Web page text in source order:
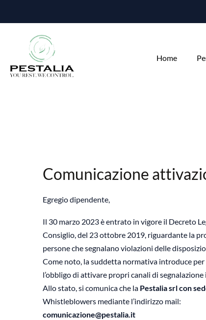
Home
Comunicazione
Egregio dipendente,
Il 30 marzo 2023 è entrato in vigore il Decreto
Consiglio, del 23 ottobre 2019, riguardante la
persone che segnalano violazioni delle
Come noto, la suddetta normativa introduce
l’obbligo di attivare propri canali di
Allo stato, si comunica che la Pestalia srl con
Whistleblowers mediante l’indirizzo mail:
comunicazione@pestalia.it